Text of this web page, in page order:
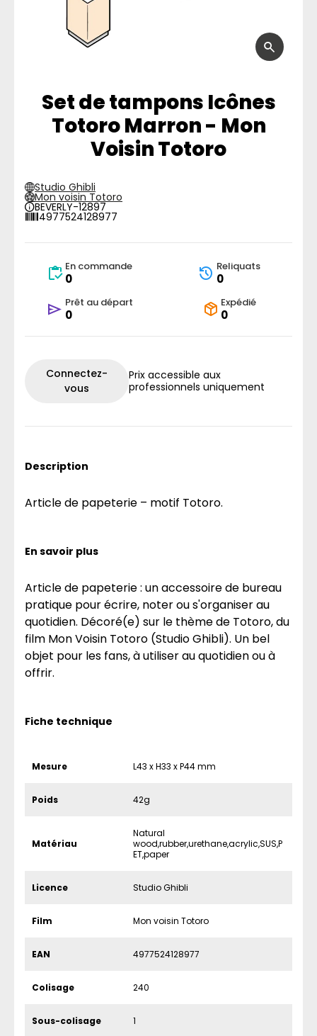
Set de tampons Icônes
Totoro Marron - Mon
Voisin Totoro
Studio Ghibli
Mon voisin Totoro
BEVERLY-12897
4977524128977
En commande
0
Reliquats
0
Prêt au départ
0
Expédié
0
Connectez-
vous
Prix accessible aux
professionnels uniquement
Description
Article de papeterie – motif Totoro.
En savoir plus
Article de papeterie : un accessoire de bureau
pratique pour écrire, noter ou s'organiser au
quotidien. Décoré(e) sur le thème de Totoro, du
film Mon Voisin Totoro (Studio Ghibli). Un bel
objet pour les fans, à utiliser au quotidien ou à
offrir.
Fiche technique
Mesure L43 x H33 x P44 mm
Poids 42g
Matériau
Natural
wood,rubber,urethane,acrylic,SUS,P
ET,paper
Licence Studio Ghibli
Film Mon voisin Totoro
EAN 4977524128977
Colisage 240
Sous-colisage 1